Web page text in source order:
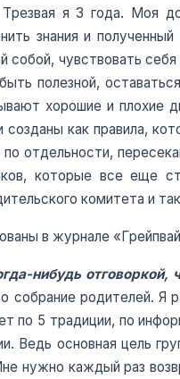
я 3 года. Моя
знания и
собой, чувствовать
полезной,
хорошие и плохие
созданы как правила,
отдельности,
которые все еще
комитета и
в журнале
нибудь
собрание родителей.
по 5 традиции, по
Ведь основная цель
нужно каждый раз